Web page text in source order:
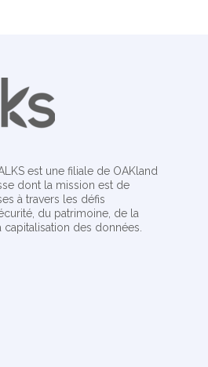
est une filiale de OAKland
dont la mission est de
à travers les défis
du patrimoine, de la
des données.